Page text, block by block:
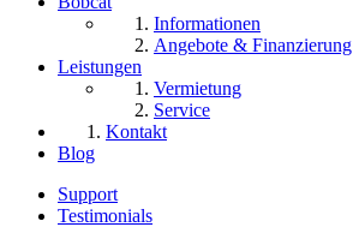
Informationen
Angebote & Finanzierung
Leistungen
Vermietung
Service
Kontakt
Blog
Support
Testimonials